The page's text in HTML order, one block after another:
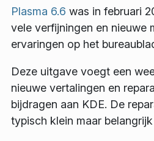
Plasma 6.6 was in februari
vele verfijningen en nieuwe
ervaringen op het
Deze uitgave voegt een
nieuwe vertalingen en
bijdragen aan KDE. De
typisch klein maar